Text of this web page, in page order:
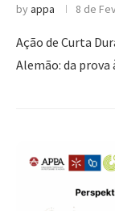
byappa 8 de
Ação de Curta
Alemão: da